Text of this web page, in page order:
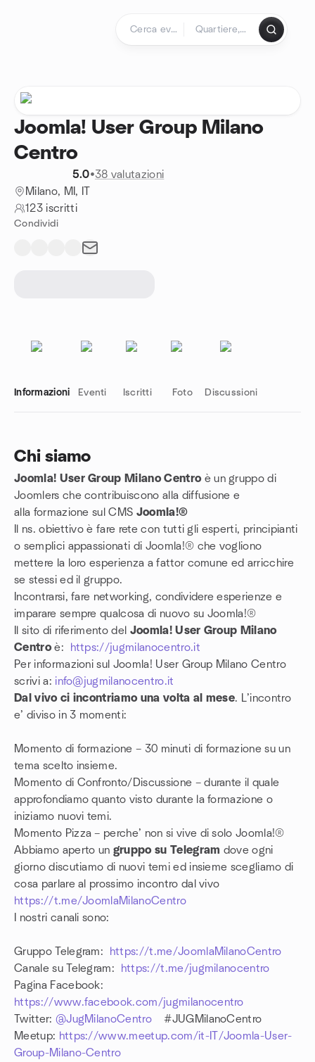
Joomla! User Group Milano
Centro
5.0•38 valutazioni
Milano, MI, IT
123 iscritti
Condividi
Informazioni Eventi Iscritti Foto Discussioni
Chi siamo
Joomla! User Group Milano Centroè un gruppo di
Joomlers che contribuiscono alla diffusione e
alla formazione sul CMS Joomla!®
Il ns. obiettivo è fare rete con tutti gli esperti, principianti
o semplici appassionati di Joomla!® che vogliono
mettere la loro esperienza a fattor comune ed arricchire
se stessi ed il gruppo.
Incontrarsi, fare networking, condividere esperienze e
imparare sempre qualcosa di nuovo su Joomla!®
Il sito di riferimento del Joomla! User Group Milano
Centroè:
https://jugmilanocentro.it
Per informazioni sul Joomla! User Group Milano Centro
scrivi a: info@jugmilanocentro.it
Dal vivo ci incontriamo una volta al mese. L’incontro
e’ diviso in 3 momenti:
Momento di formazione – 30 minuti di formazione su un
tema scelto insieme.
Momento di Confronto/Discussione – durante il quale
approfondiamo quanto visto durante la formazione o
iniziamo nuovi temi.
Momento Pizza – perche’ non si vive di solo Joomla!®
Abbiamo aperto un gruppo su Telegram dove ogni
giorno discutiamo di nuovi temi ed insieme scegliamo di
cosa parlare al prossimo incontro dal vivo
https://t.me/JoomlaMilanoCentro
I nostri canali sono:
Gruppo Telegram:
https://t.me/JoomlaMilanoCentro
Canale su Telegram:
https://t.me/jugmilanocentro
Pagina Facebook:
https://www.facebook.com/jugmilanocentro
Twitter: @JugMilanoCentro #JUGMilanoCentro
Meetup: https://www.meetup.com/it-IT/Joomla-User-
Group-Milano-Centro
Link del gruppo